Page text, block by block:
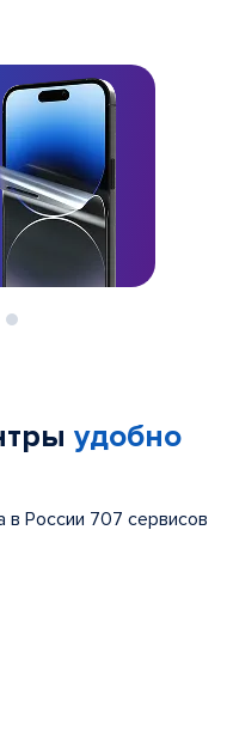
удобно
в России 707 сервисов